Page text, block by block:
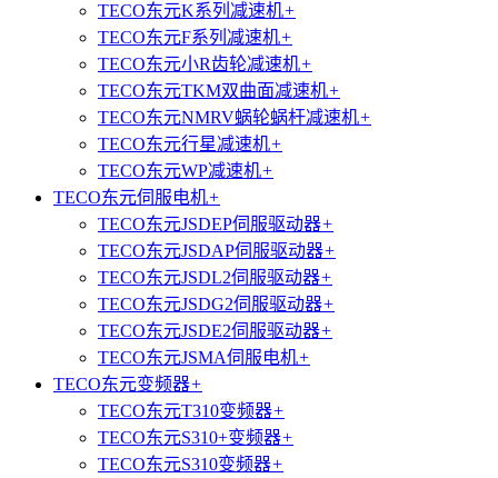
TECO东元K系列减速机+
TECO东元F系列减速机+
TECO东元小R齿轮减速机+
TECO东元TKM双曲面减速机+
TECO东元NMRV蜗轮蜗杆减速机+
TECO东元行星减速机+
TECO东元WP减速机+
TECO东元伺服电机+
TECO东元JSDEP伺服驱动器+
TECO东元JSDAP伺服驱动器+
TECO东元JSDL2伺服驱动器+
TECO东元JSDG2伺服驱动器+
TECO东元JSDE2伺服驱动器+
TECO东元JSMA伺服电机+
TECO东元变频器+
TECO东元T310变频器+
TECO东元S310+变频器+
TECO东元S310变频器+